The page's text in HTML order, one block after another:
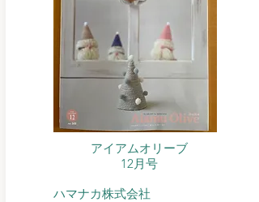
アイアムオリーブ
​12月号
ハマナカ株式会社